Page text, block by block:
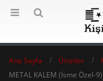
Ana Sayfa Ürünler
METAL KALEM (İsme Özel-9)